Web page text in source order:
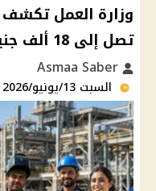
وزارة العمل
تصل إلى 18 ألف جنيه للمؤهلات المختلفة
السبت 13/يونيو/2026 - 02:01 ص